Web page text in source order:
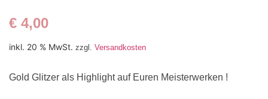
€ 4,00
inkl. 20 % MwSt. zzgl. Versandkosten
Gold Glitzer als Highlight auf Euren Meisterwerken !